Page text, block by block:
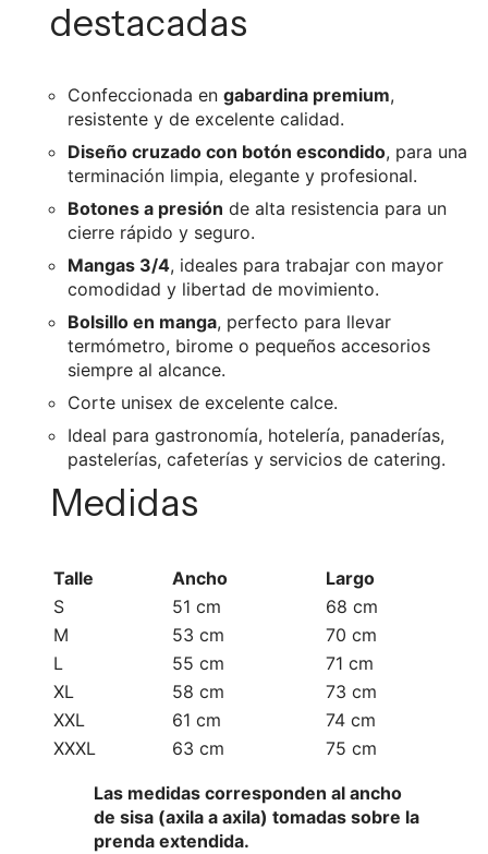
destacadas
Confeccionada en gabardina premium,
resistente y de excelente calidad.
Diseño cruzado con botón escondido, para una
terminación limpia, elegante y profesional.
Botones a presión de alta resistencia para un
cierre rápido y seguro.
Mangas 3/4, ideales para trabajar con mayor
comodidad y libertad de movimiento.
Bolsillo en manga, perfecto para llevar
termómetro, birome o pequeños accesorios
siempre al alcance.
Corte unisex de excelente calce.
Ideal para gastronomía, hotelería, panaderías,
pastelerías, cafeterías y servicios de catering.
Medidas
Talle Ancho
Largo
S
51 cm
68 cm
M
53 cm
70 cm
L
55 cm
71 cm
XL
58 cm
73 cm
XXL
61 cm
74 cm
XXXL
63 cm 75 cm
Las medidas corresponden al ancho
de sisa (axila a axila) tomadas sobre la
prenda extendida.